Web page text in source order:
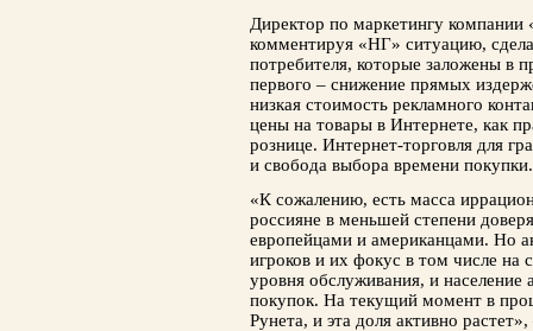
Директор по маркетингу
комментируя «НГ» ситуацию,
потребителя, которые заложены в
первого – снижение прямых
низкая стоимость рекламного
цены на товары в Интернете, как
рознице. Интернет-торговля для
и свобода выбора времени покупки.
«К сожалению, есть масса
россияне в меньшей степени
европейцами и американцами. Но
игроков и их фокус в том числе на
уровня обслуживания, и население
покупок. На текущий момент в
Рунета, и эта доля активно